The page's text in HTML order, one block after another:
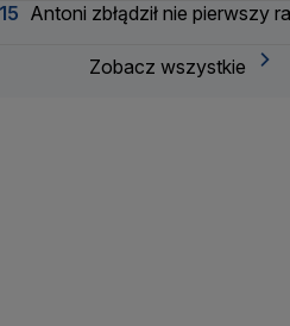
Antoni zbłądził nie pierwszy
Zobacz wszystkie